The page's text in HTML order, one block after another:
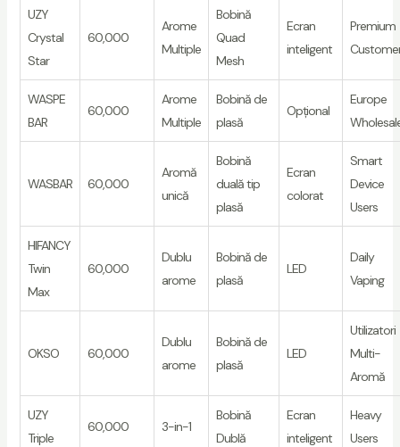
UZY
Crystal
Star
60,000
Arome
Multiple
Bobină
Quad
Mesh
Ecran
inteligent
Premium
WASPE
BAR
60,000
Arome
Multiple
Bobină de
plasă
Opțional
Europe
WASBAR 60,000
Aromă
unică
Bobină
duală tip
plasă
Ecran
colorat
Smart
Device
Users
HIFANCY
Twin
Max
60,000
Dublu
arome
Bobină de
plasă
LED
Daily
Vaping
OKSO 60,000
Dublu
arome
Bobină de
plasă
LED
Utilizatori
Multi-
Aromă
UZY
Triple
60,000 3-in-1
Bobină
Dublă
Ecran
inteligent
Heavy
Users